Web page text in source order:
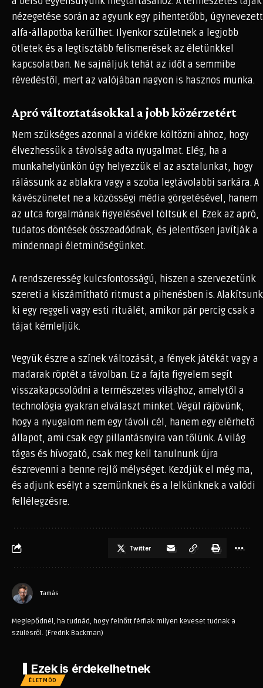
nézegetése során az agyunk egy pihentetőbb, úgynevezett
alfa-állapotba kerülhet. Ilyenkor születnek a legjobb
ötletek és a legtisztább felismerések az életünkkel
kapcsolatban. Ne sajnáljuk tehát az időt a semmibe
révedéstől, mert az valójában nagyon is hasznos munka.
Apró változtatásokkal a jobb közérzetért
Nem szükséges azonnal a vidékre költözni ahhoz, hogy
élvezhessük a távolság adta nyugalmat. Elég, ha a
munkahelyünkön úgy helyezzük el az asztalunkat, hogy
rálássunk az ablakra vagy a szoba legtávolabbi sarkára. A
kávészünetet ne a közösségi média görgetésével, hanem
az utca forgalmának figyelésével töltsük el. Ezek az apró,
tudatos döntések összeadódnak, és jelentősen javítják a
mindennapi életminőségünket.
A rendszeresség kulcsfontosságú, hiszen a szervezetünk
szereti a kiszámítható ritmust a pihenésben is. Alakítsunk
ki egy reggeli vagy esti rituálét, amikor pár percig csak a
tájat kémleljük.
Vegyük észre a színek változását, a fények játékát vagy a
madarak röptét a távolban. Ez a fajta figyelem segít
visszakapcsolódni a természetes világhoz, amelytől a
technológia gyakran elválaszt minket. Végül rájövünk,
hogy a nyugalom nem egy távoli cél, hanem egy elérhető
állapot, ami csak egy pillantásnyira van tőlünk. A világ
tágas és hívogató, csak meg kell tanulnunk újra
észrevenni a benne rejlő mélységet. Kezdjük el még ma,
és adjunk esélyt a szemünknek és a lelkünknek a valódi
fellélegzésre.
Twitter
Tamás
Meglepődnél, ha tudnád, hogy felnőtt férfiak milyen keveset tudnak a
szülésről. (Fredrik Backman)
Ezek is érdekelhetnek
ÉLETMÓD